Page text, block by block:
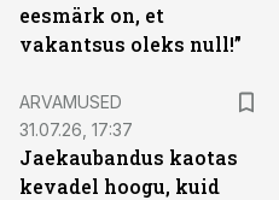
eesmärk on, et
vakantsus oleks null!”
ARVAMUSED
31.07.26, 17:37
Jaekaubandus kaotas
kevadel hoogu, kuid